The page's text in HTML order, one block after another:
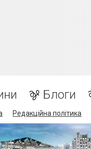
Блоги
Редакційна політика